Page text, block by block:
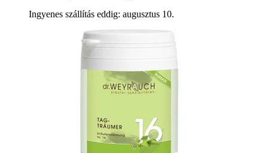
Ingyenes szállítás eddig: augusztus 10.